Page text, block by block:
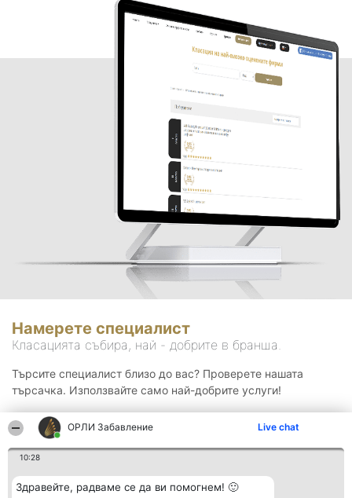
ОРЛИ Забавление Live chat
10:28
Здравейте, радваме се да ви помогнем! 🙂
Намерете специалист
Класацията събира, най - добрите в бранша.
Търсите специалист близо до вас? Проверете нашата
търсачка. Използвайте само най-добрите услуги!